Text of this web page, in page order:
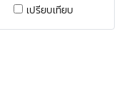
เปรียบเทียบ